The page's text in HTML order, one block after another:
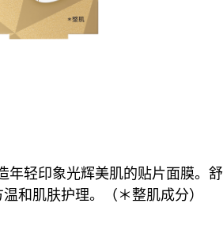
年轻印象光辉美肌的贴片面膜。舒
和肌肤护理。（＊整肌成分）